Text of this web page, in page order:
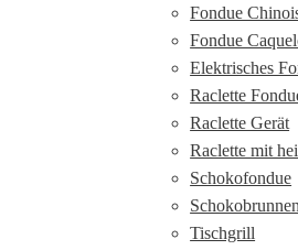
Fondue
Fondue
Elektrisches
Raclette
Raclette Gerät
Raclette mit
Schokofondue
Schokobrunnen
Tischgrill